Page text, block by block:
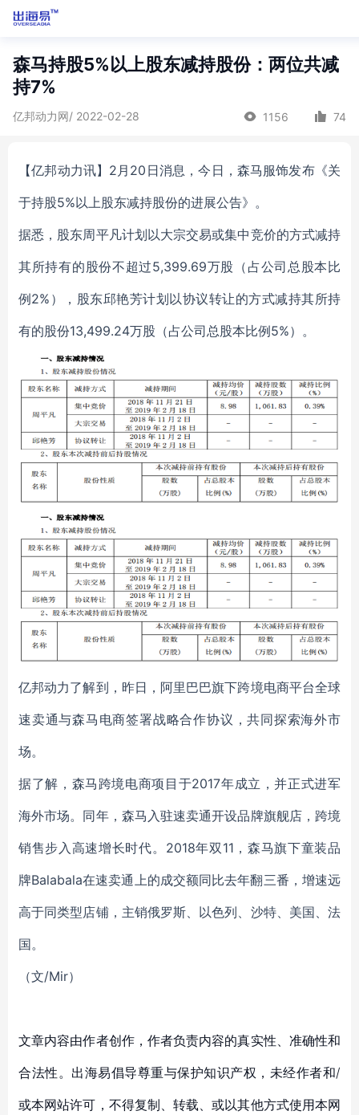
森马持股5%以上股东减持股份：两位共减
持7%
亿邦动力网/ 2022-02-28 1156 74
【亿邦动力讯】2月20日消息，今日，森马服饰发布《关
于持股5%以上股东减持股份的进展公告》。
据悉，股东周平凡计划以大宗交易或集中竞价的方式减持
其所持有的股份不超过5,399.69万股（占公司总股本比
例2%），股东邱艳芳计划以协议转让的方式减持其所持
有的股份13,499.24万股（占公司总股本比例5%）。
亿邦动力了解到，昨日，阿里巴巴旗下跨境电商平台全球
速卖通与森马电商签署战略合作协议，共同探索海外市
场。
据了解，森马跨境电商项目于2017年成立，并正式进军
海外市场。同年，森马入驻速卖通开设品牌旗舰店，跨境
销售步入高速增长时代。2018年双11，森马旗下童装品
牌Balabala在速卖通上的成交额同比去年翻三番，增速远
高于同类型店铺，主销俄罗斯、以色列、沙特、美国、法
国。
（文/Mir）
文章内容由作者创作，作者负责内容的真实性、准确性和
合法性。出海易倡导尊重与保护知识产权，未经作者和/
或本网站许可，不得复制、转载、或以其他方式使用本网